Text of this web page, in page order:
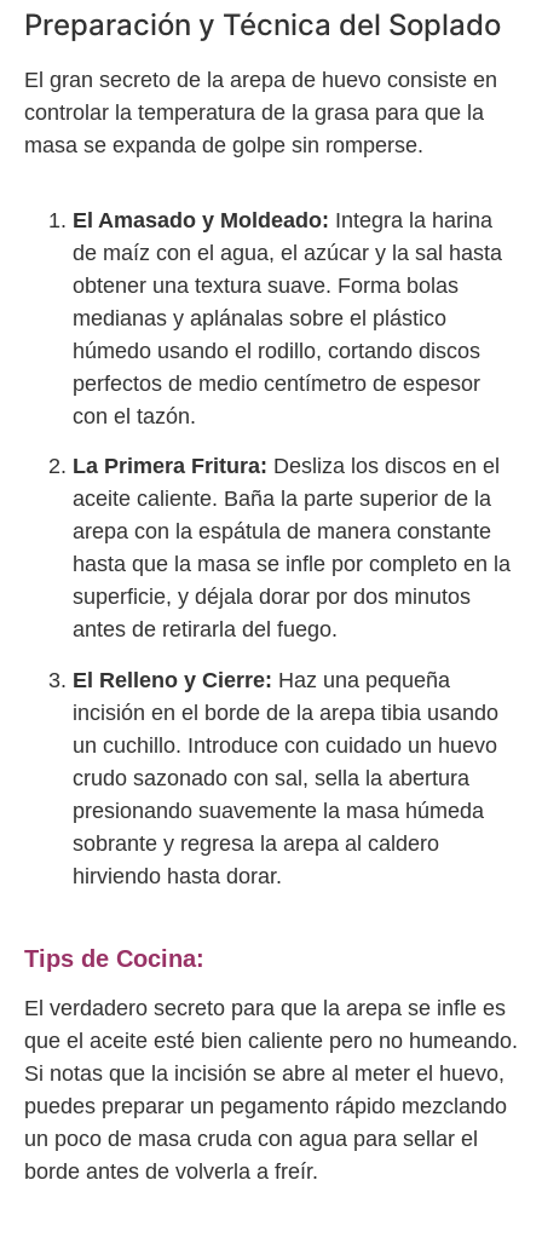
Preparación y Técnica del Soplado
El gran secreto de la arepa de huevo consiste en
controlar la temperatura de la grasa para que la
masa se expanda de golpe sin romperse.
El Amasado y Moldeado: Integra la harina
de maíz con el agua, el azúcar y la sal hasta
obtener una textura suave. Forma bolas
medianas y aplánalas sobre el plástico
húmedo usando el rodillo, cortando discos
perfectos de medio centímetro de espesor
con el tazón.
La Primera Fritura: Desliza los discos en el
aceite caliente. Baña la parte superior de la
arepa con la espátula de manera constante
hasta que la masa se infle por completo en la
superficie, y déjala dorar por dos minutos
antes de retirarla del fuego.
El Relleno y Cierre: Haz una pequeña
incisión en el borde de la arepa tibia usando
un cuchillo. Introduce con cuidado un huevo
crudo sazonado con sal, sella la abertura
presionando suavemente la masa húmeda
sobrante y regresa la arepa al caldero
hirviendo hasta dorar.
Tips de Cocina:
El verdadero secreto para que la arepa se infle es
que el aceite esté bien caliente pero no humeando.
Si notas que la incisión se abre al meter el huevo,
puedes preparar un pegamento rápido mezclando
un poco de masa cruda con agua para sellar el
borde antes de volverla a freír.